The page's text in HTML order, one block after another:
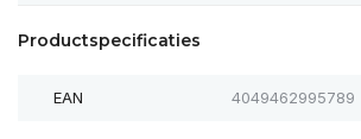
Productspecificaties
EAN 4049462995789